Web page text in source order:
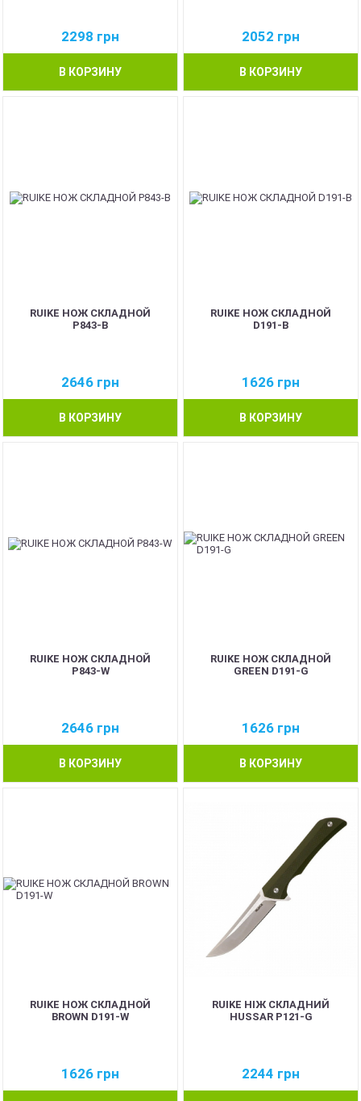
2298 грн
В КОРЗИНУ
2052 грн
В КОРЗИНУ
RUIKE НОЖ СКЛАДНОЙ
P843-B
2646 грн
В КОРЗИНУ
RUIKE НОЖ СКЛАДНОЙ
D191-B
1626 грн
В КОРЗИНУ
RUIKE НОЖ СКЛАДНОЙ
P843-W
2646 грн
В КОРЗИНУ
RUIKE НОЖ СКЛАДНОЙ
GREEN D191-G
1626 грн
В КОРЗИНУ
RUIKE НОЖ СКЛАДНОЙ
BROWN D191-W
1626 грн
RUIKE НІЖ СКЛАДНИЙ
HUSSAR P121-G
2244 грн